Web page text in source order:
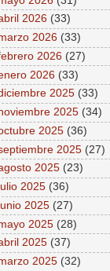
2026 (33)
2026 (33)
2026 (27)
2026 (33)
2025 (33)
2025 (34)
2025 (36)
2025 (27)
2025 (23)
2025 (36)
2025 (27)
2025 (28)
2025 (37)
2025 (32)